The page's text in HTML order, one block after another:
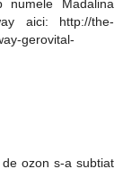
numele Madalina
aici: http://the-
gerovital-
ozon s-a subtiat